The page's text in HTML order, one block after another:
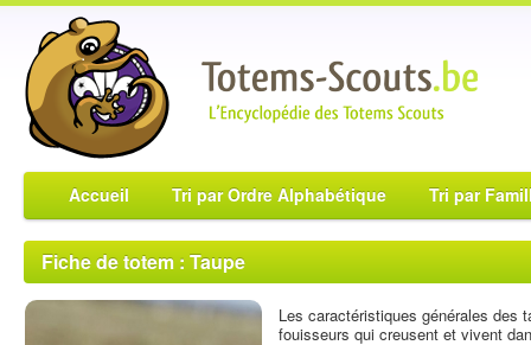
Accueil Tri par Ordre Alphabétique Tri par
Fiche de totem : Taupe
Les caractéristiques générales des
fouisseurs qui creusent et vivent